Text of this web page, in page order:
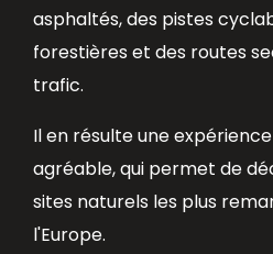
asphaltés, des pistes
forestières et des routes
trafic.
Il en résulte une
agréable, qui permet de
sites naturels les plus
l'Europe.